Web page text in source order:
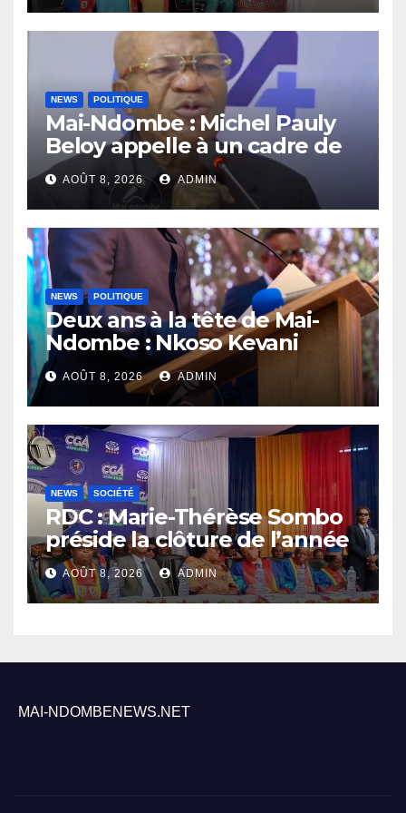
la nation
NEWS POLITIQUE
Mai-Ndombe : Michel Pauly
Beloy appelle à un cadre de
concertation avant la tenue
du dialogue inclusif
AOÛT 8, 2026 ADMIN
NEWS POLITIQUE
Deux ans à la tête de Mai-
Ndombe : Nkoso Kevani
défend son bilan et fait de la
sécurité sa priorité
AOÛT 8, 2026 ADMIN
NEWS SOCIÉTÉ
RDC : Marie-Thérèse Sombo
préside la clôture de l’année
académique 2025-2026 à
l’UNIKIN
AOÛT 8, 2026 ADMIN
MAI-NDOMBENEWS.NET